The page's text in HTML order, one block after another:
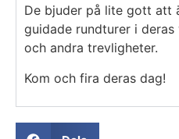
De bjuder på lite gott att
guidade rundturer i
och andra trevligheter.
Kom och fira deras dag!